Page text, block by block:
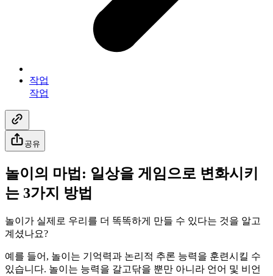
작업
작업
공유
놀이의 마법: 일상을 게임으로 변화시키
는 3가지 방법
놀이가 실제로 우리를 더 똑똑하게 만들 수 있다는 것을 알고
계셨나요?
예를 들어, 놀이는 기억력과 논리적 추론 능력을 훈련시킬 수
있습니다. 놀이는 능력을 갈고닦을 뿐만 아니라 언어 및 비언